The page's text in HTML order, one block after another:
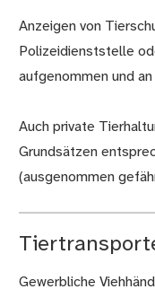
Anzeigen von
Polizeidienststelle
aufgenommen und
Auch private
Grundsätzen
(ausgenommen
Gewerbliche